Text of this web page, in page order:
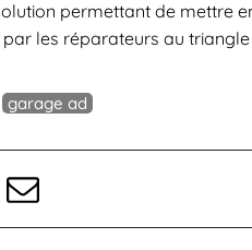
permettant de mettre
les réparateurs au
garage ad